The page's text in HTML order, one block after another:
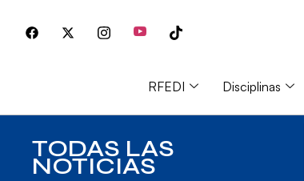
RFEDI Disciplinas
TODAS LAS
NOTICIAS